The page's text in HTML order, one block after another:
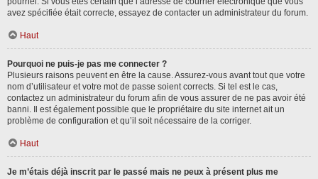
avez spécifiée était correcte, essayez de contacter un administrateur du forum.
Haut
Pourquoi ne puis-je pas me connecter ?
Plusieurs raisons peuvent en être la cause. Assurez-vous avant tout que votre
nom d’utilisateur et votre mot de passe soient corrects. Si tel est le cas,
contactez un administrateur du forum afin de vous assurer de ne pas avoir été
banni. Il est également possible que le propriétaire du site internet ait un
problème de configuration et qu’il soit nécessaire de la corriger.
Haut
Je m’étais déjà inscrit par le passé mais ne peux à présent plus me